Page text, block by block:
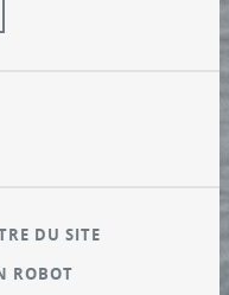
DU SITE
ROBOT